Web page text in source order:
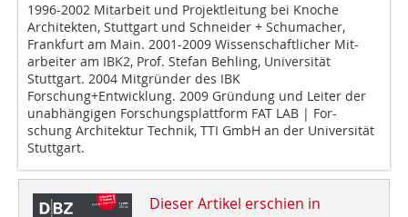
1996-2002 Mitarbeit und Projektleitung bei Knoche
Architekten, Stuttgart und Schneider + Schumacher,
Frankfurt am Main. 2001-2009 Wissenschaftlicher Mit-
arbeiter am IBK2, Prof. Stefan Behling, Universität
Stuttgart. 2004 Mitgründer des IBK
Forschung+Entwicklung. 2009 Gründung und Leiter der
unabhängigen Forschungsplattform FAT LAB | For-
schung Architektur Technik, TTI GmbH an der Universität
Stuttgart.
Dieser Artikel erschien in